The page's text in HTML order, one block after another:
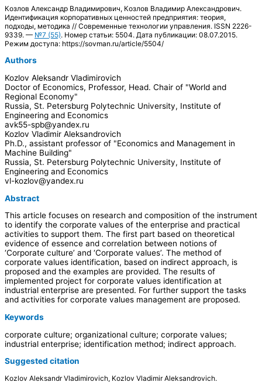
Козлов Александр Владимирович, Козлов Владимир Александрович.
Идентификация корпоративных ценностей предприятия: теория,
подходы, методика // Современные технологии управления. ISSN 2226-
9339. — №7 (55). Номер статьи: 5504. Дата публикации: 08.07.2015.
Режим доступа: https://sovman.ru/article/5504/
Authors
Kozlov Aleksandr Vladimirovich
Doctor of Economics, Professor, Head. Chair of "World and
Regional Economy"
Russia, St. Petersburg Polytechnic University, Institute of
Engineering and Economics
avk55-spb@yandex.ru
Kozlov Vladimir Aleksandrovich
Ph.D., assistant professor of "Economics and Management in
Machine Building"
Russia, St. Petersburg Polytechnic University, Institute of
Engineering and Economics
vl-kozlov@yandex.ru
Abstract
This article focuses on research and composition of the instrument
to identify the corporate values of the enterprise and practical
activities to support them. The first part based on theoretical
evidence of essence and correlation between notions of
‘Corporate culture’ and ‘Corporate values’. The method of
corporate values identification, based on indirect approach, is
proposed and the examples are provided. The results of
implemented project for corporate values identification at
industrial enterprise are presented. For further support the tasks
and activities for corporate values management are proposed.
Keywords
corporate culture; organizational culture; corporate values;
industrial enterprise; identification method; indirect approach.
Suggested citation
Kozlov Aleksandr Vladimirovich, Kozlov Vladimir Aleksandrovich.